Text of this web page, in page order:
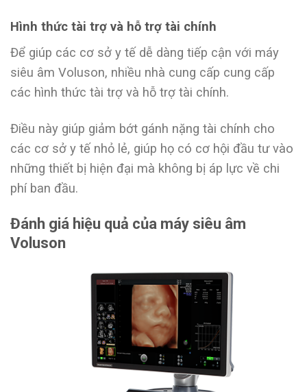
Hình thức tài trợ và hỗ trợ tài chính
Để giúp các cơ sở y tế dễ dàng tiếp cận với máy
siêu âm Voluson, nhiều nhà cung cấp cung cấp
các hình thức tài trợ và hỗ trợ tài chính.
Điều này giúp giảm bớt gánh nặng tài chính cho
các cơ sở y tế nhỏ lẻ, giúp họ có cơ hội đầu tư vào
những thiết bị hiện đại mà không bị áp lực về chi
phí ban đầu.
Đánh giá hiệu quả của máy siêu âm
Voluson